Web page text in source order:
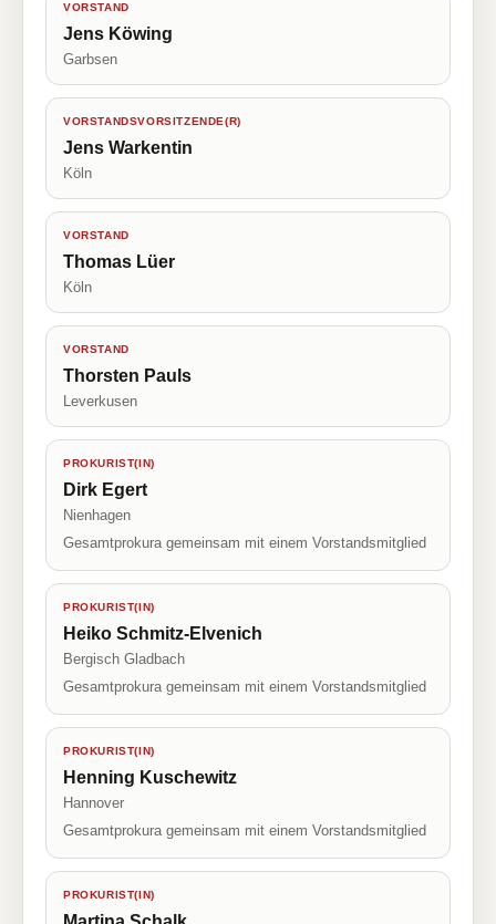
VORSTAND
Jens Köwing
Garbsen
VORSTANDSVORSITZENDE(R)
Jens Warkentin
Köln
VORSTAND
Thomas Lüer
Köln
VORSTAND
Thorsten Pauls
Leverkusen
PROKURIST(IN)
Dirk Egert
Nienhagen
Gesamtprokura gemeinsam mit einem Vorstandsmitglied
PROKURIST(IN)
Heiko Schmitz-Elvenich
Bergisch Gladbach
Gesamtprokura gemeinsam mit einem Vorstandsmitglied
PROKURIST(IN)
Henning Kuschewitz
Hannover
Gesamtprokura gemeinsam mit einem Vorstandsmitglied
PROKURIST(IN)